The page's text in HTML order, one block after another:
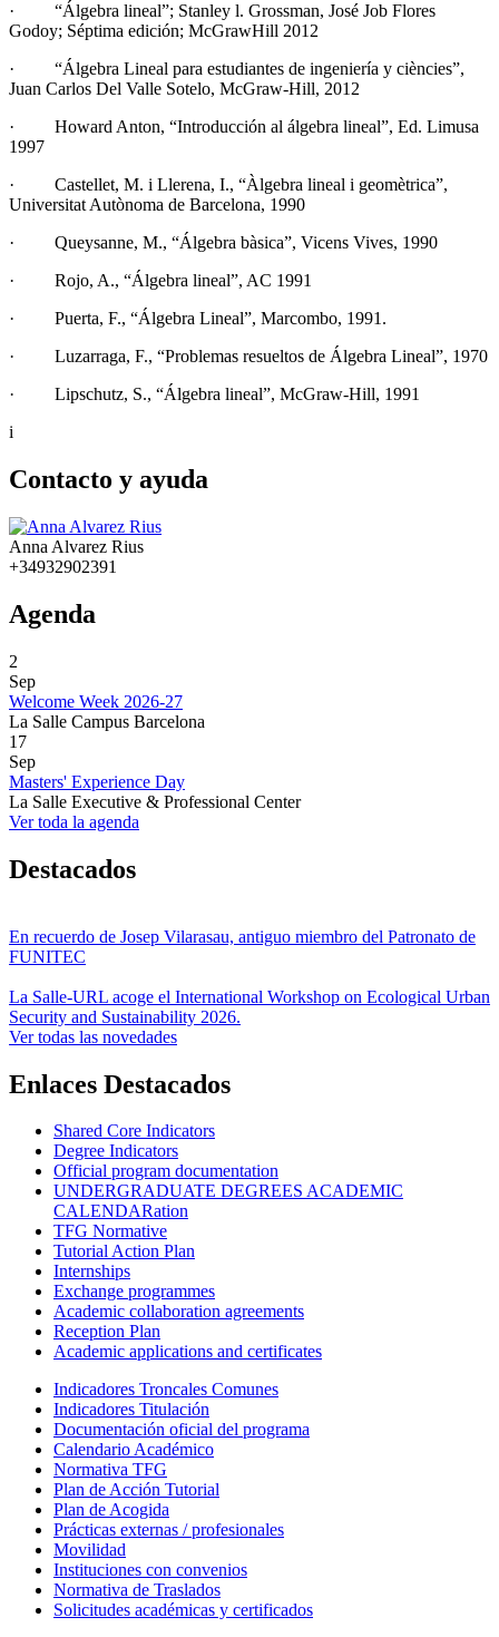
· “Álgebra lineal”; Stanley l. Grossman, José Job Flores
Godoy; Séptima edición; McGrawHill 2012
· “Álgebra Lineal para estudiantes de ingeniería y ciències”,
Juan Carlos Del Valle Sotelo, McGraw-Hill, 2012
· Howard Anton, “Introducción al álgebra lineal”, Ed. Limusa
1997
· Castellet, M. i Llerena, I., “Àlgebra lineal i geomètrica”,
Universitat Autònoma de Barcelona, 1990
· Queysanne, M., “Álgebra bàsica”, Vicens Vives, 1990
· Rojo, A., “Álgebra lineal”, AC 1991
· Puerta, F., “Álgebra Lineal”, Marcombo, 1991.
· Luzarraga, F., “Problemas resueltos de Álgebra Lineal”, 1970
· Lipschutz, S., “Álgebra lineal”, McGraw-Hill, 1991
i
Contacto y ayuda
Anna Alvarez Rius
+34932902391
Agenda
2
Sep
Welcome Week 2026-27
La Salle Campus Barcelona
17
Sep
Masters' Experience Day
La Salle Executive & Professional Center
Ver toda la agenda
Destacados
En recuerdo de Josep Vilarasau, antiguo miembro del Patronato de
FUNITEC
La Salle-URL acoge el International Workshop on Ecological Urban
Security and Sustainability 2026.
Ver todas las novedades
Enlaces Destacados
Shared Core Indicators
Degree Indicators
Official program documentation
UNDERGRADUATE DEGREES ACADEMIC
CALENDARation
TFG Normative
Tutorial Action Plan
Internships
Exchange programmes
Academic collaboration agreements
Reception Plan
Academic applications and certificates
Indicadores Troncales Comunes
Indicadores Titulación
Documentación oficial del programa
Calendario Académico
Normativa TFG
Plan de Acción Tutorial
Plan de Acogida
Prácticas externas / profesionales
Movilidad
Instituciones con convenios
Normativa de Traslados
Solicitudes académicas y certificados